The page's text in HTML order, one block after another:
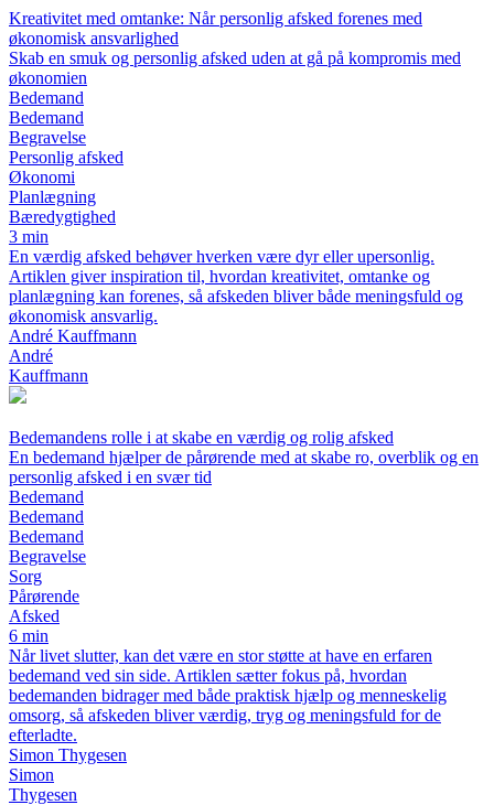
Kreativitet med omtanke: Når personlig afsked forenes med
økonomisk ansvarlighed
Skab en smuk og personlig afsked uden at gå på kompromis med
økonomien
Bedemand
Bedemand
Begravelse
Personlig afsked
Økonomi
Planlægning
Bæredygtighed
3 min
En værdig afsked behøver hverken være dyr eller upersonlig.
Artiklen giver inspiration til, hvordan kreativitet, omtanke og
planlægning kan forenes, så afskeden bliver både meningsfuld og
økonomisk ansvarlig.
André Kauffmann
André
Kauffmann
Bedemandens rolle i at skabe en værdig og rolig afsked
En bedemand hjælper de pårørende med at skabe ro, overblik og en
personlig afsked i en svær tid
Bedemand
Bedemand
Bedemand
Begravelse
Sorg
Pårørende
Afsked
6 min
Når livet slutter, kan det være en stor støtte at have en erfaren
bedemand ved sin side. Artiklen sætter fokus på, hvordan
bedemanden bidrager med både praktisk hjælp og menneskelig
omsorg, så afskeden bliver værdig, tryg og meningsfuld for de
efterladte.
Simon Thygesen
Simon
Thygesen